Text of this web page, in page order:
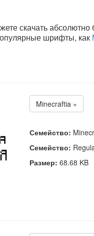
скачать абсолютно
шрифты, как
Minecraftia »
Семейство:
Семейство:
Размер: 68.68 KB